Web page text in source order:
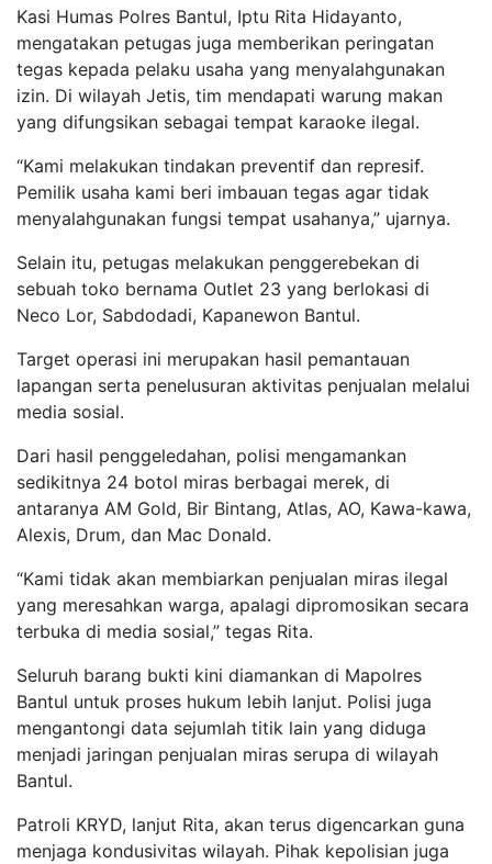
Kasi Humas Polres Bantul, Iptu Rita Hidayanto,
mengatakan petugas juga memberikan peringatan
tegas kepada pelaku usaha yang menyalahgunakan
izin. Di wilayah Jetis, tim mendapati warung makan
yang difungsikan sebagai tempat karaoke ilegal.
“Kami melakukan tindakan preventif dan represif.
Pemilik usaha kami beri imbauan tegas agar tidak
menyalahgunakan fungsi tempat usahanya,” ujarnya.
Selain itu, petugas melakukan penggerebekan di
sebuah toko bernama Outlet 23 yang berlokasi di
Neco Lor, Sabdodadi, Kapanewon Bantul.
Target operasi ini merupakan hasil pemantauan
lapangan serta penelusuran aktivitas penjualan melalui
media sosial.
Dari hasil penggeledahan, polisi mengamankan
sedikitnya 24 botol miras berbagai merek, di
antaranya AM Gold, Bir Bintang, Atlas, AO, Kawa-kawa,
Alexis, Drum, dan Mac Donald.
“Kami tidak akan membiarkan penjualan miras ilegal
yang meresahkan warga, apalagi dipromosikan secara
terbuka di media sosial,” tegas Rita.
Seluruh barang bukti kini diamankan di Mapolres
Bantul untuk proses hukum lebih lanjut. Polisi juga
mengantongi data sejumlah titik lain yang diduga
menjadi jaringan penjualan miras serupa di wilayah
Bantul.
Patroli KRYD, lanjut Rita, akan terus digencarkan guna
menjaga kondusivitas wilayah. Pihak kepolisian juga